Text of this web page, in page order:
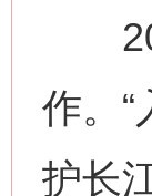
作。
护长